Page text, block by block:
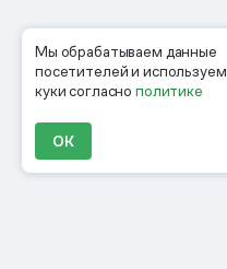
Мы обрабатываем данные
посетителей и используем
куки согласнополитике
ОК